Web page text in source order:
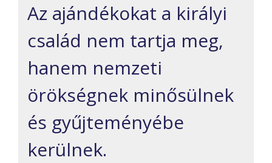
Az ajándékokat a királyi
család nem tartja meg,
hanem nemzeti
örökségnek minősülnek
és gyűjteményébe
kerülnek.